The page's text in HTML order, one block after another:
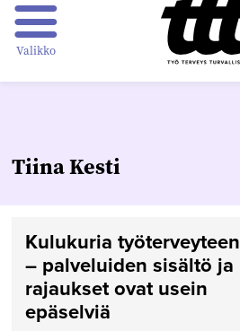
Valikko
Tiina Kesti
Kulukuria työterveyteen
– palveluiden sisältö ja
rajaukset ovat usein
epäselviä